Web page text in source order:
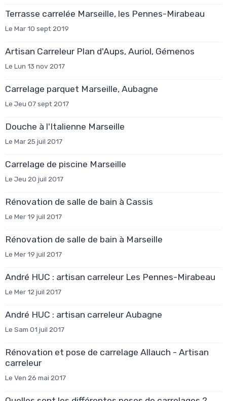
Terrasse carrelée Marseille, les Pennes-Mirabeau
Le Mar 10 sept 2019
Artisan Carreleur Plan d'Aups, Auriol, Gémenos
Le Lun 13 nov 2017
Carrelage parquet Marseille, Aubagne
Le Jeu 07 sept 2017
Douche à l'Italienne Marseille
Le Mar 25 juil 2017
Carrelage de piscine Marseille
Le Jeu 20 juil 2017
Rénovation de salle de bain à Cassis
Le Mer 19 juil 2017
Rénovation de salle de bain à Marseille
Le Mer 19 juil 2017
André HUC : artisan carreleur Les Pennes-Mirabeau
Le Mer 12 juil 2017
André HUC : artisan carreleur Aubagne
Le Sam 01 juil 2017
Rénovation et pose de carrelage Allauch - Artisan
carreleur
Le Ven 26 mai 2017